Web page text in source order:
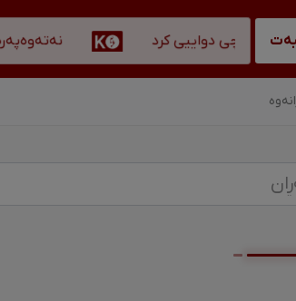
کۆچی دواییی کرد